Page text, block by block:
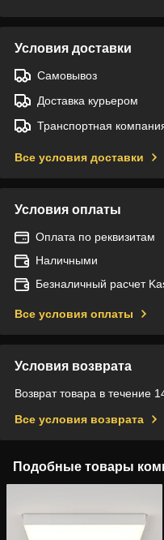
Условия доставки
Самовывоз
Доставка курьером
Транспортная
Все условия доставки
Условия оплаты
Оплата по реквизитам
Наличными
Безналичный расчет
Все условия оплаты
Условия возврата
Возврат товара в течение
Все условия возврата
Подобные товары